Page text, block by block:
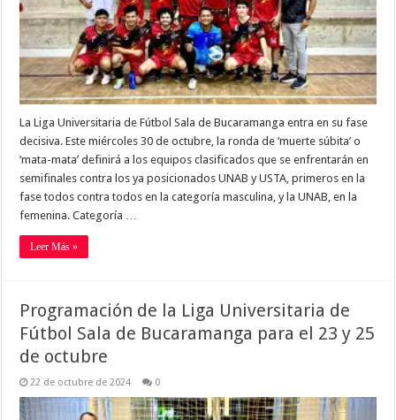
La Liga Universitaria de Fútbol Sala de Bucaramanga entra en su fase
decisiva. Este miércoles 30 de octubre, la ronda de ‘muerte súbita’ o
‘mata-mata’ definirá a los equipos clasificados que se enfrentarán en
semifinales contra los ya posicionados UNAB y USTA, primeros en la
fase todos contra todos en la categoría masculina, y la UNAB, en la
femenina. Categoría …
Leer Más »
Programación de la Liga Universitaria de
Fútbol Sala de Bucaramanga para el 23 y 25
de octubre
22 de octubre de 2024 0